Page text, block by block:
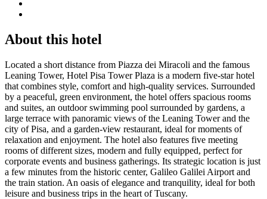
About this hotel
Located a short distance from Piazza dei Miracoli and the famous
Leaning Tower, Hotel Pisa Tower Plaza is a modern five-star hotel
that combines style, comfort and high-quality services. Surrounded
by a peaceful, green environment, the hotel offers spacious rooms
and suites, an outdoor swimming pool surrounded by gardens, a
large terrace with panoramic views of the Leaning Tower and the
city of Pisa, and a garden-view restaurant, ideal for moments of
relaxation and enjoyment. The hotel also features five meeting
rooms of different sizes, modern and fully equipped, perfect for
corporate events and business gatherings. Its strategic location is just
a few minutes from the historic center, Galileo Galilei Airport and
the train station. An oasis of elegance and tranquility, ideal for both
leisure and business trips in the heart of Tuscany.